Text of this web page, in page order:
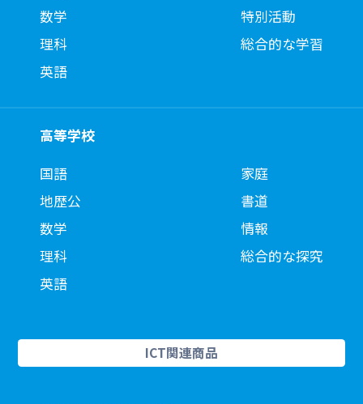
数学
理科
英語
特別活動
総合的な学習
高等学校
国語
地歴公
数学
理科
英語
家庭
書道
情報
総合的な探究
ICT関連商品